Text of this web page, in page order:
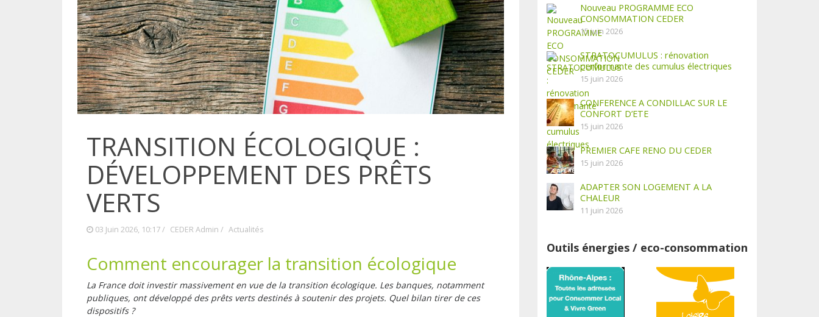
TRANSITION ÉCOLOGIQUE :
DÉVELOPPEMENT DES PRÊTS
VERTS
03 Juin 2026, 10:17 / CEDER Admin / Actualités
Comment encourager la transition écologique
La France doit investir massivement en vue de la transition écologique. Les banques, notamment
publiques, ont développé des prêts verts destinés à soutenir des projets. Quel bilan tirer de ces
dispositifs ?
Nouveau PROGRAMME ECO
CONSOMMATION CEDER
15 juin 2026
STRATOCUMULUS : rénovation
performante des cumulus électriques
15 juin 2026
CONFERENCE A CONDILLAC SUR LE
CONFORT D’ETE
15 juin 2026
PREMIER CAFE RENO DU CEDER
15 juin 2026
ADAPTER SON LOGEMENT A LA
CHALEUR
11 juin 2026
Outils énergies / eco-consommation